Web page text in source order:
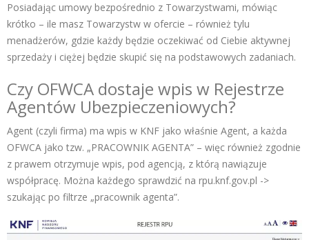
Posiadając umowy bezpośrednio z Towarzystwami, mówiąc
krótko – ile masz Towarzystw w ofercie – również tylu
menadżerów, gdzie każdy będzie oczekiwać od Ciebie aktywnej
sprzedaży i ciężej będzie skupić się na podstawowych zadaniach.
Czy OFWCA dostaje wpis w Rejestrze
Agentów Ubezpieczeniowych?
Agent (czyli firma) ma wpis w KNF jako właśnie Agent, a każda
OFWCA jako tzw. „PRACOWNIK AGENTA” – więc również zgodnie
z prawem otrzymuje wpis, pod agencją, z którą nawiązuje
współpracę. Można każdego sprawdzić na rpu.knf.gov.pl ->
szukając po filtrze „pracownik agenta”.